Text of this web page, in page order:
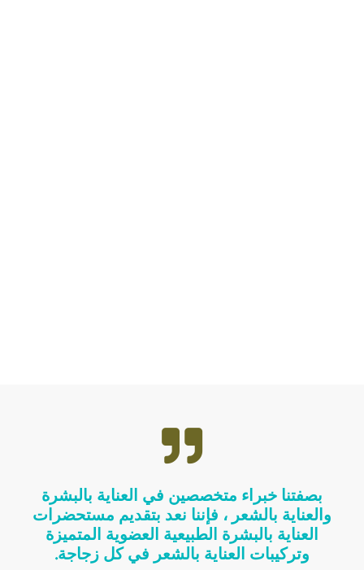
بصفتنا خبراء متخصصين في العناية بالبشرة
والعناية بالشعر ، فإننا نعد بتقديم مستحضرات
العناية بالبشرة الطبيعية العضوية المتميزة
وتركيبات العناية بالشعر في كل زجاجة.